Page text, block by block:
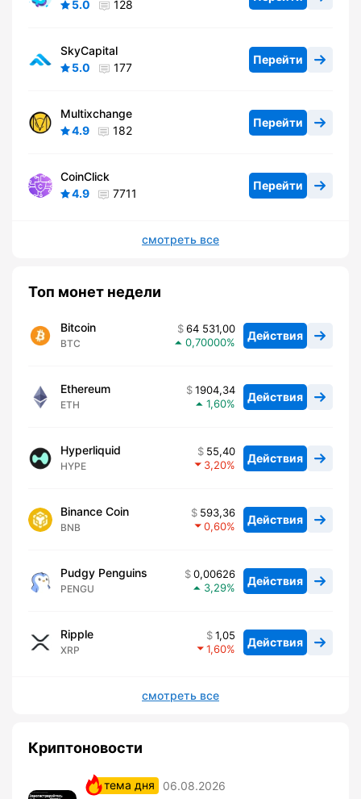
5.0
128
SkyCapital
5.0
177
Перейти
Multixchange
4.9
182
Перейти
CoinClick
4.9
7711
Перейти
смотреть все
Топ монет недели
Bitcoin
BTC
64 531,00
0,70000
Действия
Ethereum
ETH
1904,34
1,60
Действия
Hyperliquid
HYPE
55,40
3,20
Действия
Binance Coin
BNB
593,36
0,60
Действия
Pudgy Penguins
PENGU
0,00626
3,29
Действия
Ripple
XRP
1,05
1,60
Действия
смотреть все
Криптоновости
тема дня 06.08.2026